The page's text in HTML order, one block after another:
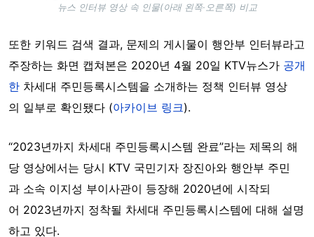
뉴스 인터뷰 영상 속 인물(아래 왼쪽·오른쪽) 비교
또한 키워드 검색 결과, 문제의 게시물이 행안부 인터뷰라고
주장하는 화면 캡쳐본은 2020년 4월 20일 KTV뉴스가 공개
한 차세대 주민등록시스템을 소개하는 정책 인터뷰 영상
의 일부로 확인됐다 (아카이브 링크).
“2023년까지 차세대 주민등록시스템 완료”라는 제목의 해
당 영상에서는 당시 KTV 국민기자 장진아와 행안부 주민
과 소속 이지성 부이사관이 등장해 2020년에 시작되
어 2023년까지 정착될 차세대 주민등록시스템에 대해 설명
하고 있다.